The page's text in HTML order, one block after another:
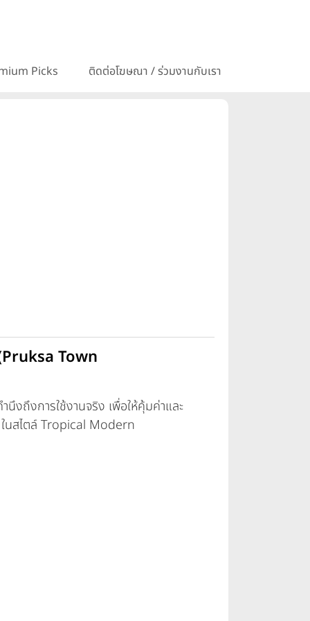
Picks ติดต่อโฆษณา / ร่วมงานกับเรา
Town
งถึงการใช้งานจริง เพื่อให้คุ้มค่าและ
นสไตล์ Tropical Modern